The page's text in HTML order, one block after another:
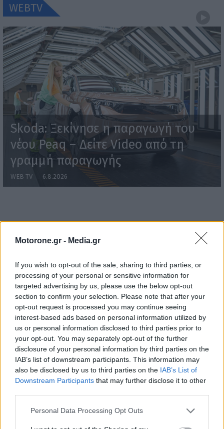
Motorone.gr - Media.gr
If you wish to opt-out of the sale, sharing to third parties, or
processing of your personal or sensitive information for
targeted advertising by us, please use the below opt-out
section to confirm your selection. Please note that after your
opt-out request is processed you may continue seeing
interest-based ads based on personal information utilized by
us or personal information disclosed to third parties prior to
your opt-out. You may separately opt-out of the further
disclosure of your personal information by third parties on the
IAB’s list of downstream participants. This information may
also be disclosed by us to third parties on the IAB’s List of
Downstream Participants that may further disclose it to other
Personal Data Processing Opt Outs
WEBTV
Skoda: Ξεκίνησε η παραγωγή του
νέου Peaq – Δείτε Video από τη
γραμμή παραγωγής
WEB TV 6.8.2026